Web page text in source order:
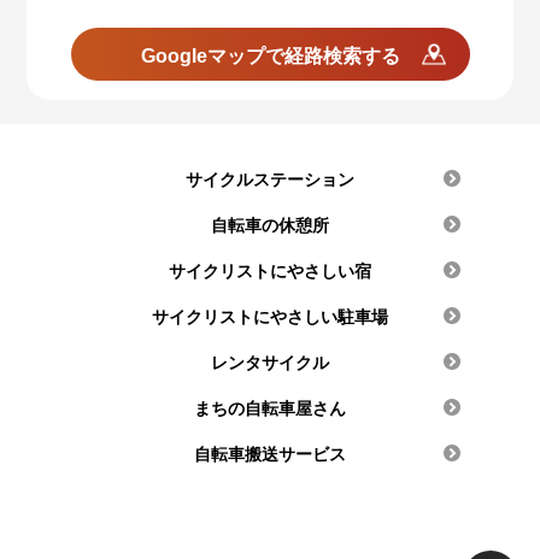
Googleマップで経路検索する
サイクルステーション
自転車の休憩所
サイクリストにやさしい宿
サイクリストにやさしい駐車場
レンタサイクル
まちの自転車屋さん
自転車搬送サービス